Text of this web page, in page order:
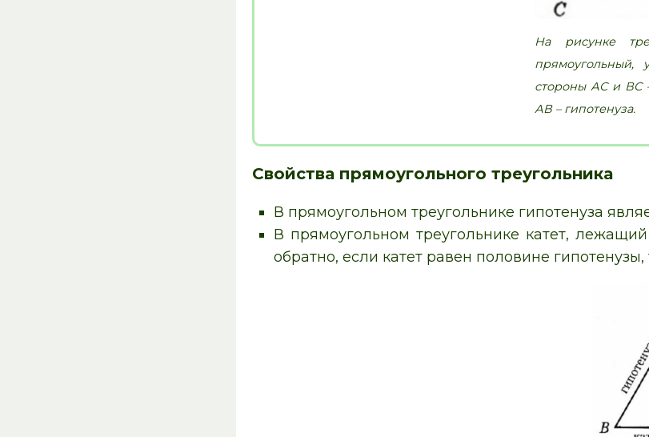
На рисунке
прямоугольный,
стороны АС и ВС
АВ – гипотенуза.
Свойства прямоугольного треугольника
В прямоугольном треугольнике гипотенуза
В прямоугольном треугольнике катет,
обратно, если катет равен половине